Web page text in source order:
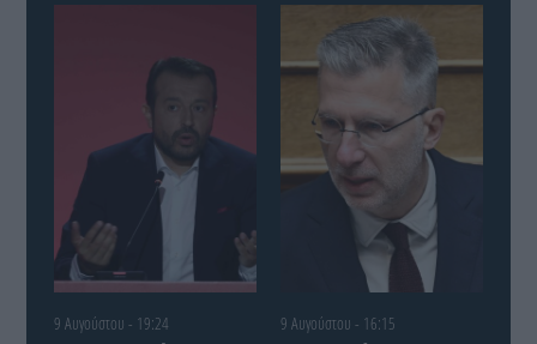
9 Αυγούστου - 19:24 9 Αυγούστου - 16:15